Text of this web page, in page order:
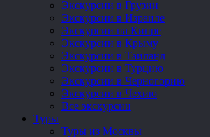
Экскурсии в Грузии
Экскурсии в Израиле
Экскурсии на Кипре
Экскурсии в Крыму
Экскурсии в Таиланд
Экскурсии в Турцию
Экскурсии в Черногорию
Экскурсии в Чехию
Все экскурсии
Туры
Туры из Москвы